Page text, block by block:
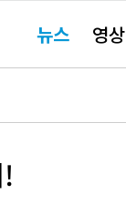
요뉴스 영상